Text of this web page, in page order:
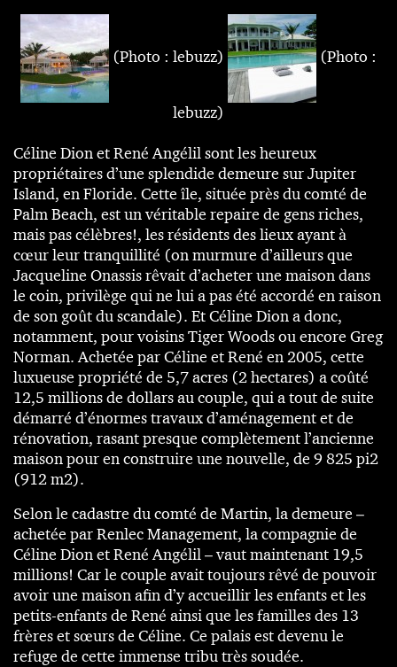
(Photo : lebuzz) (Photo :
lebuzz)
Céline Dion et René Angélil sont les heureux
propriétaires d’une splendide demeure sur Jupiter
Island, en Floride. Cette île, située près du comté de
Palm Beach, est un véritable repaire de gens riches,
mais pas célèbres!, les résidents des lieux ayant à
cœur leur tranquillité (on murmure d’ailleurs que
Jacqueline Onassis rêvait d’acheter une maison dans
le coin, privilège qui ne lui a pas été accordé en raison
de son goût du scandale). Et Céline Dion a donc,
notamment, pour voisins Tiger Woods ou encore Greg
Norman. Achetée par Céline et René en 2005, cette
luxueuse propriété de 5,7 acres (2 hectares) a coûté
12,5 millions de dollars au couple, qui a tout de suite
démarré d’énormes travaux d’aménagement et de
rénovation, rasant presque complètement l’ancienne
maison pour en construire une nouvelle, de 9 825 pi2
(912 m2).
Selon le cadastre du comté de Martin, la demeure –
achetée par Renlec Management, la compagnie de
Céline Dion et René Angélil – vaut maintenant 19,5
millions! Car le couple avait toujours rêvé de pouvoir
avoir une maison afin d’y accueillir les enfants et les
petits-enfants de René ainsi que les familles des 13
frères et sœurs de Céline. Ce palais est devenu le
refuge de cette immense tribu très soudée.